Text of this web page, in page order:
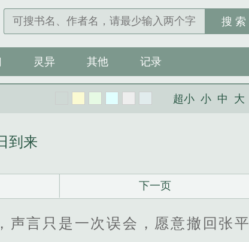
搜 索
灵异 其他 记录
超小 小 中 大
到来
下一页
声言只是一次误会，愿意撤回张平